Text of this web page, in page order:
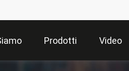
Prodotti Video